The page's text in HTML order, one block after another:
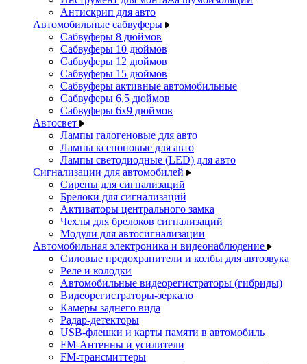
Антискрип для авто
Автомобильные сабвуферы
Сабвуферы 8 дюймов
Сабвуферы 10 дюймов
Сабвуферы 12 дюймов
Сабвуферы 15 дюймов
Сабвуферы активные автомобильные
Сабвуферы 6,5 дюймов
Сабвуферы 6x9 дюймов
Автосвет
Лампы галогеновые для авто
Лампы ксеноновые для авто
Лампы светодиодные (LED) для авто
Сигнализации для автомобилей
Сирены для сигнализаций
Брелоки для сигнализаций
Активаторы центрального замка
Чехлы для брелоков сигнализаций
Модули для автосигнализации
Автомобильная электроника и видеонаблюдение
Силовые предохранители и колбы для автозвука
Реле и колодки
Автомобильные видеорегистраторы (гибриды)
Видеорегистраторы-зеркало
Камеры заднего вида
Радар-детекторы
USB-флешки и карты памяти в автомобиль
FM-Антенны и усилители
FM-трансмиттеры